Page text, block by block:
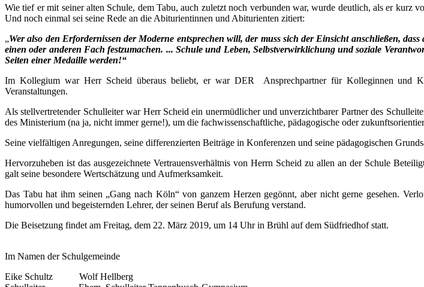
Wie tief er mit seiner alten Schule, dem Tabu, auch zuletzt noch verbunden war, wurde deutlich, als er
Und noch einmal sei seine Rede an die Abiturientinnen und Abiturienten zitiert:
„Wer also den Erfordernissen der Moderne entsprechen will, der muss sich der Einsicht anschließen,
einen oder anderen Fach festzumachen. ... Schule und Leben, Selbstverwirklichung und soziale
Seiten einer Medaille werden!“
Im Kollegium war Herr Scheid überaus beliebt, er war DER Ansprechpartner für Kolleginnen und
Veranstaltungen.
Als stellvertretender Schulleiter war Herr Scheid ein unermüdlicher und unverzichtbarer Partner des
des Ministerium (na ja, nicht immer gerne!), um die fachwissenschaftliche, pädagogische oder
Seine vielfältigen Anregungen, seine differenzierten Beiträge in Konferenzen und seine pädagogischen
Hervorzuheben ist das ausgezeichnete Vertrauensverhältnis von Herrn Scheid zu allen an der Schule
galt seine besondere Wertschätzung und Aufmerksamkeit.
Das Tabu hat ihm seinen „Gang nach Köln“ von ganzem Herzen gegönnt, aber nicht gerne gesehen.
humorvollen und begeisternden Lehrer, der seinen Beruf als Berufung verstand.
Die Beisetzung findet am Freitag, dem 22. März 2019, um 14 Uhr in Brühl auf dem Südfriedhof statt.
Im Namen der Schulgemeinde
Eike Schultz Wolf Hellberg